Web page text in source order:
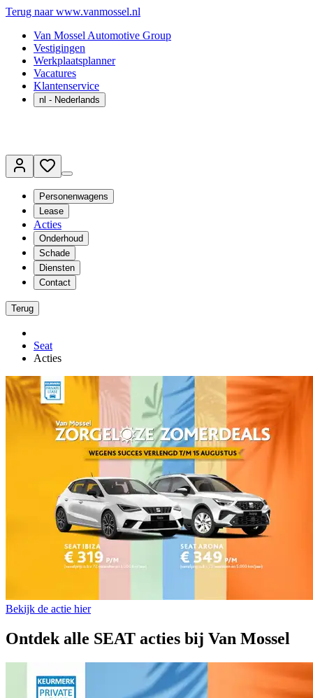
Terug naar www.vanmossel.nl
Van Mossel Automotive Group
Vestigingen
Werkplaatsplanner
Vacatures
Klantenservice
nl - Nederlands
Personenwagens
Lease
Acties
Onderhoud
Schade
Diensten
Contact
Terug
Seat
Acties
Bekijk de actie hier
Ontdek alle SEAT acties bij Van Mossel